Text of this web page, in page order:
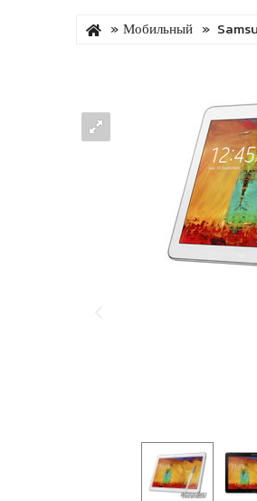
Мобильный